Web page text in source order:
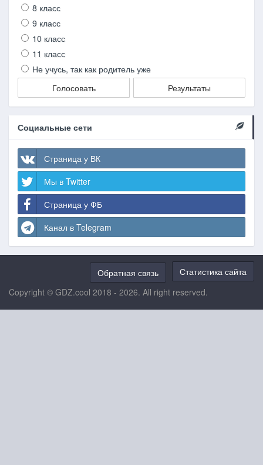
8 класс
9 класс
10 класс
11 класс
Не учусь, так как родитель уже
Голосовать
Результаты
Социальные сети
Страница у ВК
Мы в Twitter
Страница у ФБ
Канал в Telegram
Статистика сайта
Обратная связь
Copyright © GDZ.cool 2018 - 2026. All right reserved.